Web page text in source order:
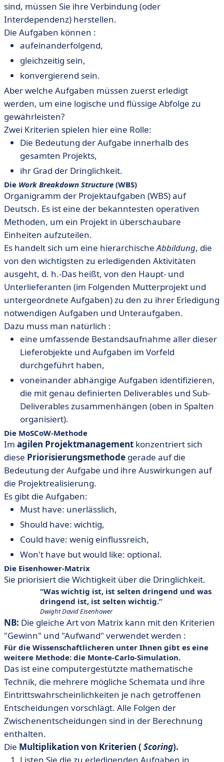
sind, müssen Sie ihre Verbindung (oder
Interdependenz) herstellen.
Die Aufgaben können :
aufeinanderfolgend,
gleichzeitig sein,
konvergierend sein.
Aber welche Aufgaben müssen zuerst erledigt
werden, um eine logische und flüssige Abfolge zu
gewährleisten?
Zwei Kriterien spielen hier eine Rolle:
Die Bedeutung der Aufgabe innerhalb des
gesamten Projekts,
ihr Grad der Dringlichkeit.
Die Work Breakdown Structure (WBS)
Organigramm der Projektaufgaben (WBS) auf
Deutsch. Es ist eine der bekanntesten operativen
Methoden, um ein Projekt in überschaubare
Einheiten aufzuteilen.
Es handelt sich um eine hierarchischeAbbildung, die
von den wichtigsten zu erledigenden Aktivitäten
ausgeht, d. h.-Das heißt, von den Haupt- und
Unterlieferanten (im Folgenden Mutterprojekt und
untergeordnete Aufgaben) zu den zu ihrer Erledigung
notwendigen Aufgaben und Unteraufgaben.
Dazu muss man natürlich :
eine umfassende Bestandsaufnahme aller dieser
Lieferobjekte und Aufgaben im Vorfeld
durchgeführt haben,
voneinander abhängige Aufgaben identifizieren,
die mit genau definierten Deliverables und Sub-
Deliverables zusammenhängen (oben in Spalten
organisiert).
Die MoSCoW-Methode
Im agilen Projektmanagement konzentriert sich
diese Priorisierungsmethode gerade auf die
Bedeutung der Aufgabe und ihre Auswirkungen auf
die Projektrealisierung.
Es gibt die Aufgaben:
Must have: unerlässlich,
Should have: wichtig,
Could have: wenig einflussreich,
Won't have but would like: optional.
Die Eisenhower-Matrix
Sie priorisiert die Wichtigkeit über die Dringlichkeit.
Was wichtig ist, ist selten dringend und was
dringend ist, ist selten wichtig.
Dwight David Eisenhower
NB: Die gleiche Art von Matrix kann mit den Kriterien
"Gewinn" und "Aufwand" verwendet werden :
Für die Wissenschaftlicheren unter Ihnen gibt es eine
weitere Methode: die Monte-Carlo-Simulation.
Das ist eine computergestützte mathematische
Technik, die mehrere mögliche Schemata und ihre
Eintrittswahrscheinlichkeiten je nach getroffenen
Entscheidungen vorschlägt. Alle Folgen der
Zwischenentscheidungen sind in der Berechnung
enthalten.
Die Multiplikation von Kriterien ( Scoring).